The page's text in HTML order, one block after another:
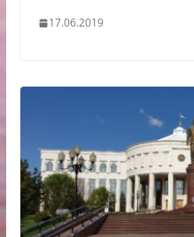
17.06.2019